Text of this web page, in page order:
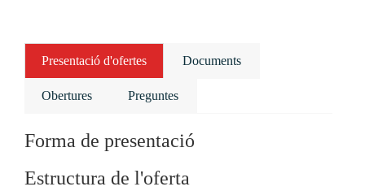
Presentació d'ofertes Documents
Obertures Preguntes
Forma de presentació
Estructura de l'oferta